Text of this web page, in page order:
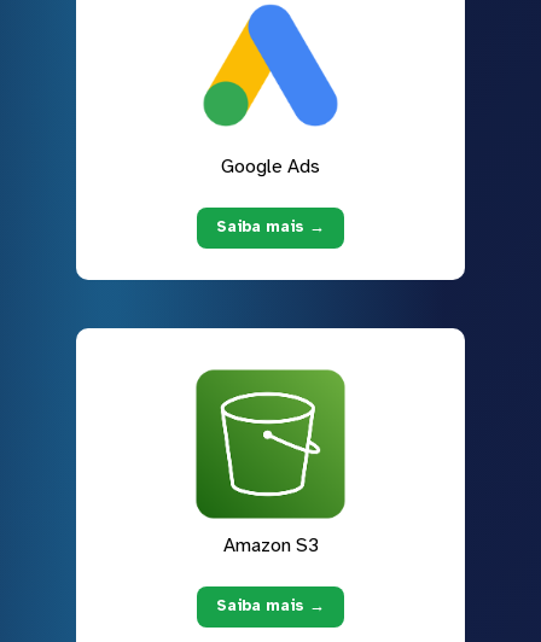
Google Ads
Saiba mais →
Amazon S3
Saiba mais →